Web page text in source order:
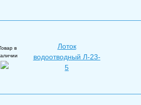
в
Лоток
водоотводный Л-23-
5